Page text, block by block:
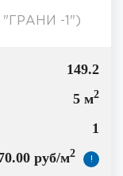
"ГРАНИ -1")
149.2
5 м2
1
руб/м2 !